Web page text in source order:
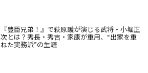
『豊臣兄弟！』で萩原護が演じる武将・小堀正
次とは？秀長・秀吉・家康が重用、“出家を重
ねた実務派”の生涯